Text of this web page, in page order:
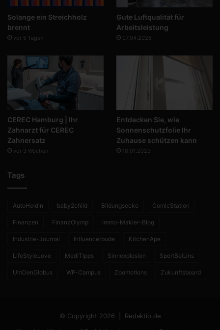
Solange ein Streichholz
brennt
vor 5 Tagen
Gute Luftqualität für
Arbeitsleistung
07.04.2026
CEREC Hamburg | Ihr
Zahnarzt für CEREC
Zahnersatz
vor 3 Wochen
Entdecken Sie, wie
Sonnenschutzfolie Ihr
Zuhause schützen kann
18.01.2023
Tags
AutoHeldin baby2child Bildungsecke ComicStation
Finanzen FinanzOlymp Immo-Makler-Blog
Industrie-Journal Influencerbude KitchenApe
LifeStyleLove MediTipps Sinnexplosion SportBeiUns
UmDenGlobus WP-Campus Zoomotions Zukunftsboard
© Copyright 2026 | Redaktio.de